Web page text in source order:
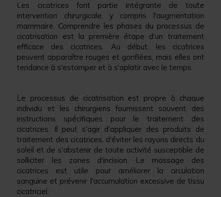
Les cicatrices font partie intégrante de toute
intervention chirurgicale, y compris l'augmentation
mammaire. Comprendre les phases du processus de
cicatrisation est la première étape d'un traitement
efficace des cicatrices. Au début, les cicatrices
peuvent apparaître rouges et gonflées, mais elles ont
tendance à s'estomper et à s'aplatir avec le temps.
Le processus de cicatrisation est propre à chaque
individu et les chirurgiens fournissent souvent des
instructions spécifiques pour le traitement des
cicatrices. Il peut s'agir d'appliquer des produits de
traitement des cicatrices, d'éviter les rayons directs du
soleil et de s'abstenir de toute activité susceptible de
solliciter les zones d'incision. Le massage des
cicatrices est utile pour améliorer la circulation
sanguine et prévenir l'accumulation excessive de tissu
cicatriciel.